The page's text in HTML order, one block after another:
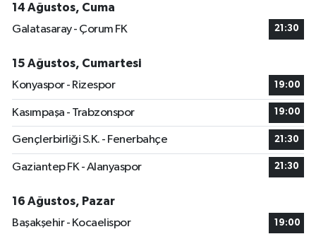
14 Ağustos, Cuma
Galatasaray - Çorum FK
21:30
15 Ağustos, Cumartesi
Konyaspor - Rizespor
19:00
Kasımpaşa - Trabzonspor 19:00
Gençlerbirliği S.K. - Fenerbahçe 21:30
Gaziantep FK - Alanyaspor 21:30
16 Ağustos, Pazar
Başakşehir - Kocaelispor
19:00